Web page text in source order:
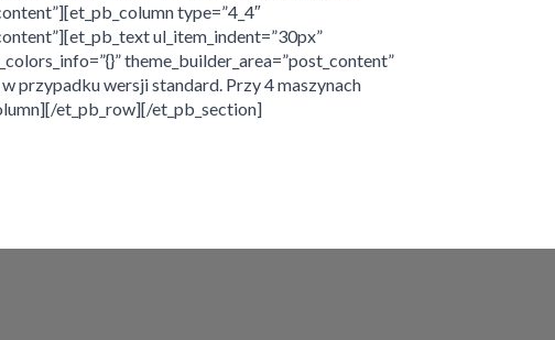
type=”4_4″
ul_item_indent=”30px”
theme_builder_area=”post_content”
przypadku wersji standard. Przy 4 maszynach
et_pb_row][/et_pb_section]